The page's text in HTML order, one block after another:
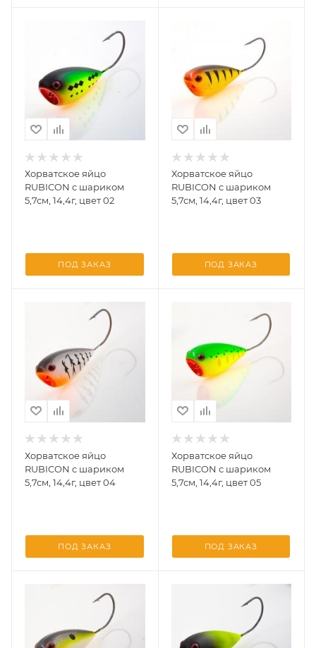
Хорватское яйцо
RUBICON с шариком
5,7см, 14,4г, цвет 02
ПОД ЗАКАЗ
Хорватское яйцо
RUBICON с шариком
5,7см, 14,4г, цвет 03
ПОД ЗАКАЗ
Хорватское яйцо
RUBICON с шариком
5,7см, 14,4г, цвет 04
ПОД ЗАКАЗ
Хорватское яйцо
RUBICON с шариком
5,7см, 14,4г, цвет 05
ПОД ЗАКАЗ